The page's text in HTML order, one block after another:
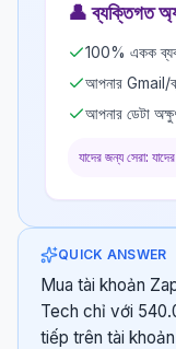
👤ব্যক্তিগত
100% একক
আপনার Gmail/
আপনার ডেটা
যাদের জন্য সেরা:
QUICK ANSWER
Mua tài khoản
Tech chỉ với
tiếp trên tài